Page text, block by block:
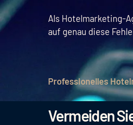
Als Hotelmarketing-
auf genau diese
Professionelles
Vermeiden